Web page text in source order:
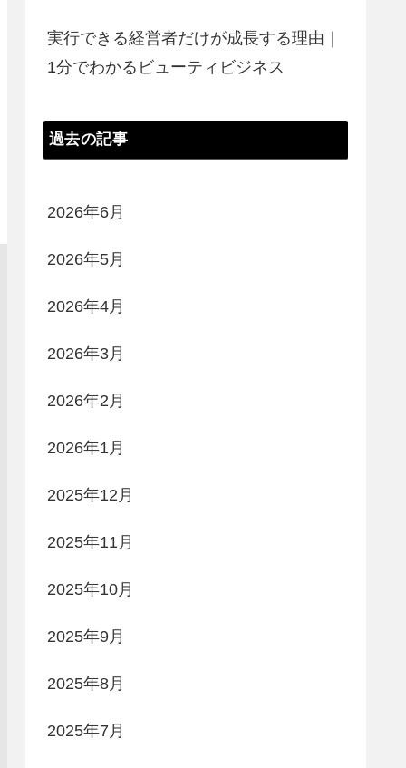
実行できる経営者だけが成長する理由｜
1分でわかるビューティビジネス
過去の記事
2026年6月
2026年5月
2026年4月
2026年3月
2026年2月
2026年1月
2025年12月
2025年11月
2025年10月
2025年9月
2025年8月
2025年7月